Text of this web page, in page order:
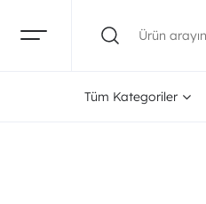
Tüm Kategoriler